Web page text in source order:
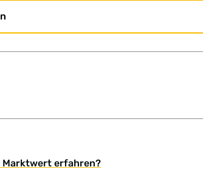
Marktwert erfahren?